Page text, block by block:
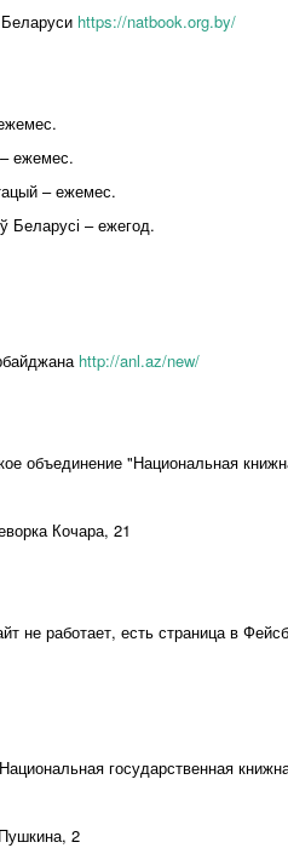
https://natbook.org.by/
ежемес.
– ежемес.
Беларусі – ежегод.
http://anl.az/new/
объединение "Национальная
Кочара, 21
не работает, есть страница в
государственная
2